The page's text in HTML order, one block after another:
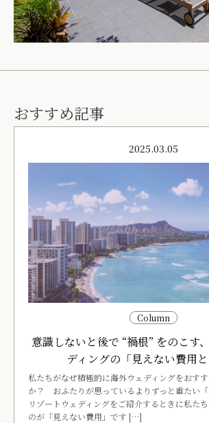
おすすめ記事
2025.03.05
Column
意識しないと後で “禍根” をのこす
ディングの「見えない費用と
私たちがなぜ積極的に海外ウェディングをおす
か？ おふたりが思っているよりずっと重たい
リゾートウェディングをご紹介するときに私た
のが「見えない費用」です […]